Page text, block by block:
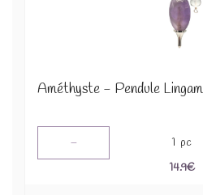
Améthyste - Pendule
- 1 pc
14.9€